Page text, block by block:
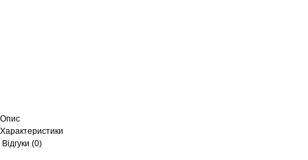
Опис
Характеристики
Відгуки (0)